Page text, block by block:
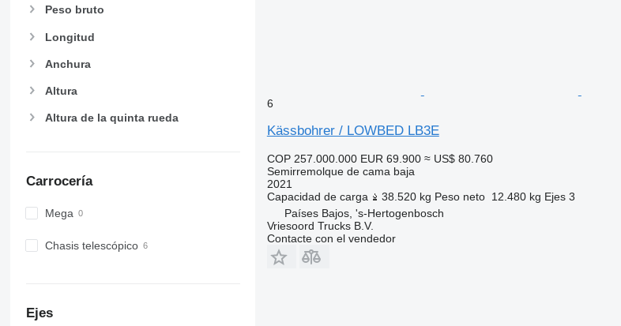
Peso bruto
Longitud
Anchura
Altura
Altura de la quinta rueda
Carrocería
Mega
Chasis telescópico
Ejes
6
Kässbohrer / LOWBED LB3E
COP 257.000.000 EUR 69.900 ≈ US$ 80.760
Semirremolque de cama baja
2021
Capacidad de carga
38.520 kg Peso neto 12.480 kg Ejes 3
Países Bajos, 's-Hertogenbosch
Vriesoord Trucks B.V.
Contacte con el vendedor